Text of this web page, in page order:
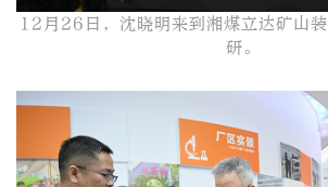
12月26日，沈晓明来到湘煤立达矿山
研。​